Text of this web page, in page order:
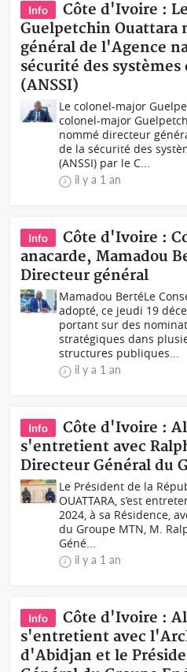
Info
Côte d'Ivoire :
Guelpetchin Ouattara
général de l'Agence
sécurité des
(ANSSI)
Le colonel-major
colonel-major
nommé directeur
de la sécurité des
(ANSSI) par le C...
il y a 1 an
Info
Côte d'Ivoire :
anacarde, Mamadou
Directeur général
Mamadou BertéLe
adopté, ce jeudi 19
portant sur des
stratégiques dans
structures publiques...
il y a 1 an
Info
Côte d'Ivoire :
s'entretient avec
Directeur Général du
Le Président de la
OUATTARA, s’est
2024, à sa Résidence,
du Groupe MTN, M.
Géné...
il y a 1 an
Info
Côte d'Ivoire :
s'entretient avec
d'Abidjan et le